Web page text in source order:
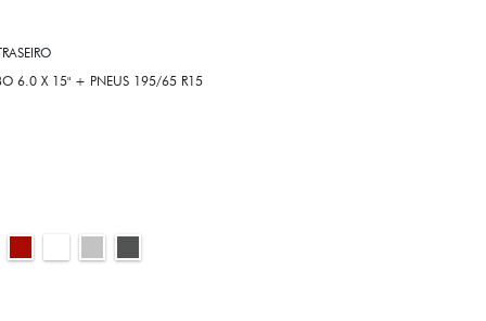
6.0 X 15" + PNEUS 195/65 R15